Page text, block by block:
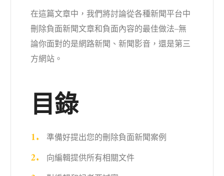
在這篇文章中，我們將討論從各種新聞平台中
刪除負面新聞文章和負面內容的最佳做法–無
論你面對的是網路新聞、新聞影音，還是第三
方網站。
目錄
準備好提出您的刪除負面新聞案例
向編輯提供所有相關文件